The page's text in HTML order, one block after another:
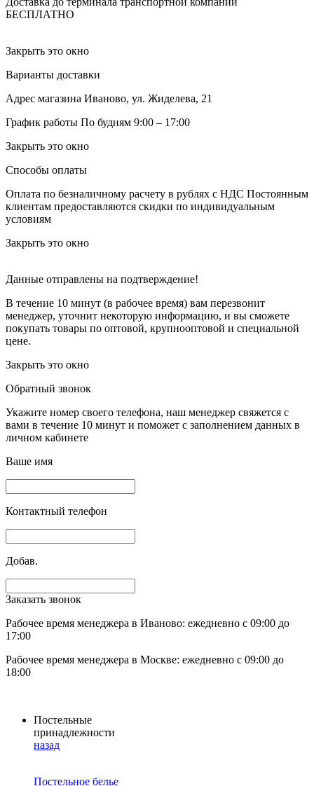
БЕСПЛАТНО
Закрыть это окно
Варианты доставки
Адрес магазина Иваново, ул. Жиделева, 21
График работы По будням 9:00 – 17:00
Закрыть это окно
Способы оплаты
Оплата по безналичному расчету в рублях с НДС Постоянным
клиентам предоставляются скидки по индивидуальным
условиям
Закрыть это окно
Данные отправлены на подтверждение!
В течение 10 минут (в рабочее время) вам перезвонит
менеджер, уточнит некоторую информацию, и вы сможете
покупать товары по оптовой, крупнооптовой и специальной
цене.
Закрыть это окно
Обратный звонок
Укажите номер своего телефона, наш менеджер свяжется с
вами в течение 10 минут и поможет с заполнением данных в
личном кабинете
Ваше имя
Контактный телефон
Добав.
Заказать звонок
Рабочее время менеджера в Иваново: ежедневно с 09:00 до
17:00
Рабочее время менеджера в Москве: ежедневно с 09:00 до
18:00
Постельные
принадлежности
назад
Постельное белье